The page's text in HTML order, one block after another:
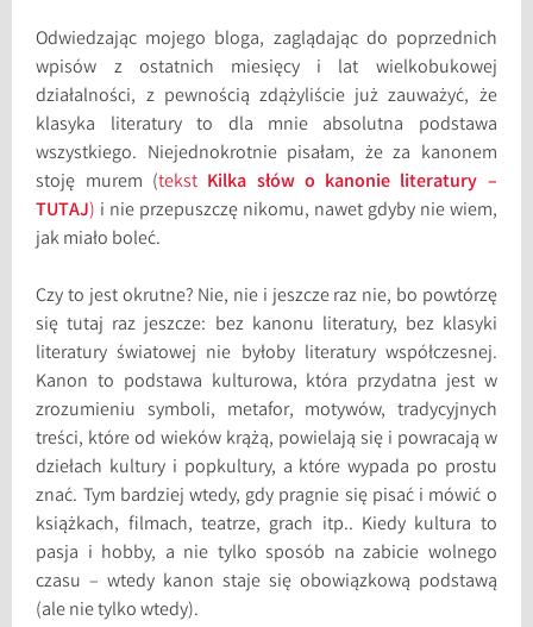
Odwiedzając mojego bloga, zaglądając do poprzednich
wpisów z ostatnich miesięcy i lat wielkobukowej
działalności, z pewnością zdążyliście już zauważyć, że
klasyka literatury to dla mnie absolutna podstawa
wszystkiego. Niejednokrotnie pisałam, że za kanonem
stoję murem (tekst Kilka słów o kanonie literatury –
TUTAJ) i nie przepuszczę nikomu, nawet gdyby nie wiem,
jak miało boleć.
Czy to jest okrutne? Nie, nie i jeszcze raz nie, bo powtórzę
się tutaj raz jeszcze: bez kanonu literatury, bez klasyki
literatury światowej nie byłoby literatury współczesnej.
Kanon to podstawa kulturowa, która przydatna jest w
zrozumieniu symboli, metafor, motywów, tradycyjnych
treści, które od wieków krążą, powielają się i powracają w
dziełach kultury i popkultury, a które wypada po prostu
znać. Tym bardziej wtedy, gdy pragnie się pisać i mówić o
książkach, filmach, teatrze, grach itp.. Kiedy kultura to
pasja i hobby, a nie tylko sposób na zabicie wolnego
czasu – wtedy kanon staje się obowiązkową podstawą
(ale nie tylko wtedy).